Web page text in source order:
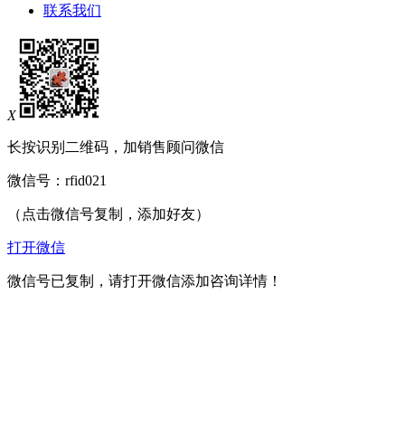
联系我们
X
长按识别二维码，加销售顾问微信
微信号： rfid021
（点击微信号复制，添加好友）
打开微信
微信号已复制，请打开微信添加咨询详情！